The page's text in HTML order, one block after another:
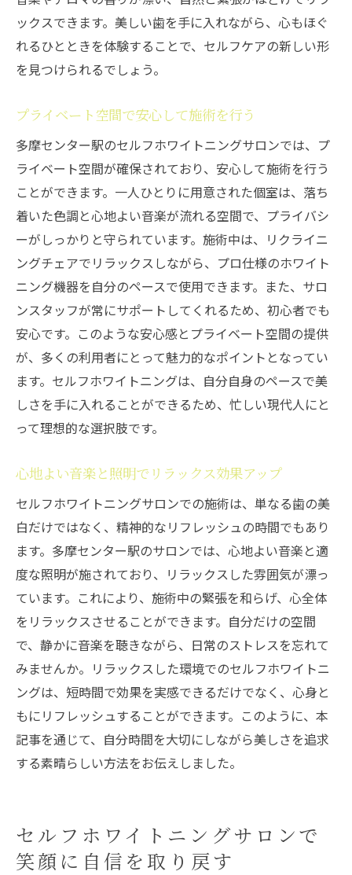
ックスできます。美しい歯を手に入れながら、心もほぐ
れるひとときを体験することで、セルフケアの新しい形
を見つけられるでしょう。
プライベート空間で安心して施術を行う
多摩センター駅のセルフホワイトニングサロンでは、プ
ライベート空間が確保されており、安心して施術を行う
ことができます。一人ひとりに用意された個室は、落ち
着いた色調と心地よい音楽が流れる空間で、プライバシ
ーがしっかりと守られています。施術中は、リクライニ
ングチェアでリラックスしながら、プロ仕様のホワイト
ニング機器を自分のペースで使用できます。また、サロ
ンスタッフが常にサポートしてくれるため、初心者でも
安心です。このような安心感とプライベート空間の提供
が、多くの利用者にとって魅力的なポイントとなってい
ます。セルフホワイトニングは、自分自身のペースで美
しさを手に入れることができるため、忙しい現代人にと
って理想的な選択肢です。
心地よい音楽と照明でリラックス効果アップ
セルフホワイトニングサロンでの施術は、単なる歯の美
白だけではなく、精神的なリフレッシュの時間でもあり
ます。多摩センター駅のサロンでは、心地よい音楽と適
度な照明が施されており、リラックスした雰囲気が漂っ
ています。これにより、施術中の緊張を和らげ、心全体
をリラックスさせることができます。自分だけの空間
で、静かに音楽を聴きながら、日常のストレスを忘れて
みませんか。リラックスした環境でのセルフホワイトニ
ングは、短時間で効果を実感できるだけでなく、心身と
もにリフレッシュすることができます。このように、本
記事を通じて、自分時間を大切にしながら美しさを追求
する素晴らしい方法をお伝えしました。
セルフホワイトニングサロンで
笑顔に自信を取り戻す